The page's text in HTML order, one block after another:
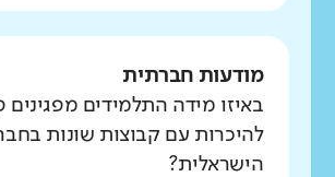
מודעות חברתית
באיזו מידה התלמידים מפגינים
להיכרות עם קבוצות שונות
הישראלית?